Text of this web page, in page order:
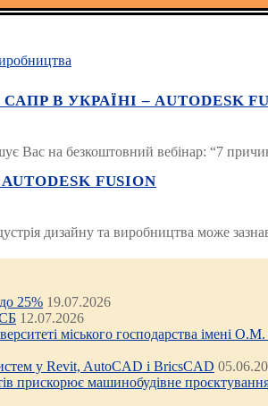
В УКРАЇНІ – AUTODESK
Вас на безкоштовний вебінар: “7
FUSION
дизайну та виробництва може
25% 19.07.2026
12.07.2026
міського господарства імені
у Revit, AutoCAD і BricsCAD
прискорює машинобудівне